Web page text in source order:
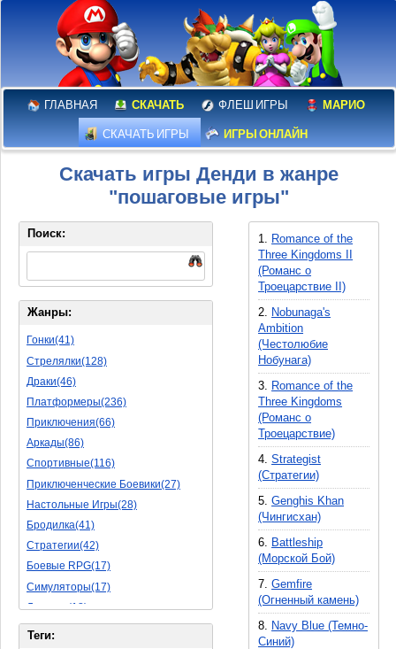
ГЛАВНАЯ СКАЧАТЬ ФЛЕШ ИГРЫ МАРИО
СКАЧАТЬ ИГРЫ ИГРЫ ОНЛАЙН
Скачать игры Денди в жанре
"пошаговые игры"
1.
Romance of the
Three Kingdoms II
(Романс о
Троецарствие II)
2.
Nobunaga's
Ambition
(Честолюбие
Нобунага)
3.
Romance of the
Three Kingdoms
(Романс о
Троецарствие)
4.Strategist
(Стратегии)
5.Genghis Khan
(Чингисхан)
6.
Battleship
(Морской Бой)
7.Gemfire
(Огненный камень)
8.
Navy Blue (Темно-
Синий)
Поиск:
Жанры:
Гонки(41)
Стрелялки(128)
Драки(46)
Платформеры(236)
Приключения(66)
Аркады(86)
Спортивные(116)
Приключенческие Боевики(27)
Настольные Игры(28)
Бродилка(41)
Стратегии(42)
Боевые RPG(17)
Симуляторы(17)
Леталки(18)
Симуляторы Жизни(40)
Теги: